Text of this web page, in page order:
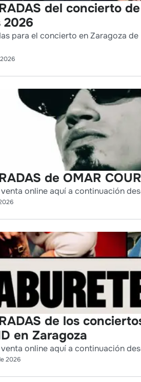
del concierto
2026
para el concierto en Zaragoza
de OMAR
online aquí a continuación
de los
en Zaragoza
online aquí a continuación
2026